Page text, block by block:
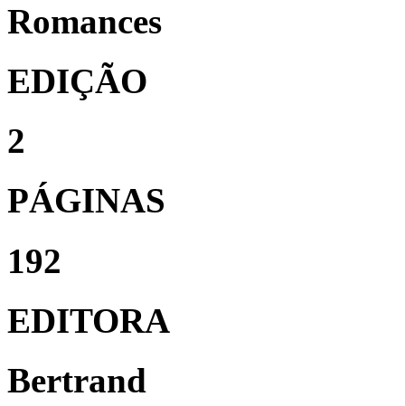
Romances
EDIÇÃO
2
PÁGINAS
192
EDITORA
Bertrand